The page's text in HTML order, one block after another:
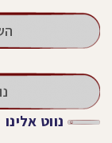
נווט אלינו